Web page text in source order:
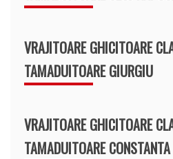
VRAJITOARE GHICITOARE
TAMADUITOARE GIURGIU
VRAJITOARE GHICITOARE
TAMADUITOARE CONSTANTA